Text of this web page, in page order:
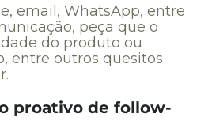
email, WhatsApp, entre
peça que o
do produto ou
entre outros quesitos
proativo de follow-